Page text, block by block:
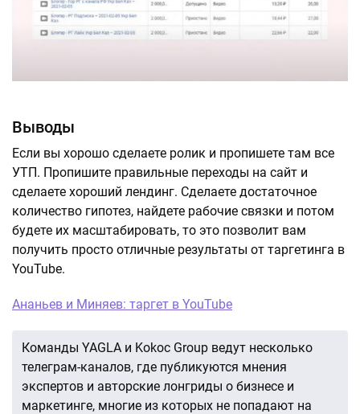
Выводы
Если вы хорошо сделаете ролик и пропишете там все
УТП. Пропишите правильные переходы на сайт и
сделаете хороший лендинг. Сделаете достаточное
количество гипотез, найдете рабочие связки и потом
будете их масштабировать, то это позволит вам
получить просто отличные результаты от таргетинга в
YouTube.
Ананьев и Миняев: таргет в YouTube
Команды YAGLA и Kokoc Group ведут несколько
телеграм-каналов, где публикуются мнения
экспертов и авторские лонгриды о бизнесе и
маркетинге, многие из которых не попадают на